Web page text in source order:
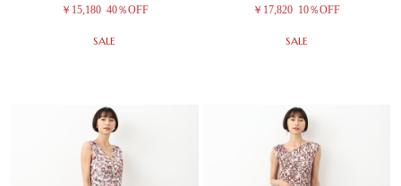
￥15,180 40％OFF
SALE
￥17,820 10％OFF
SALE